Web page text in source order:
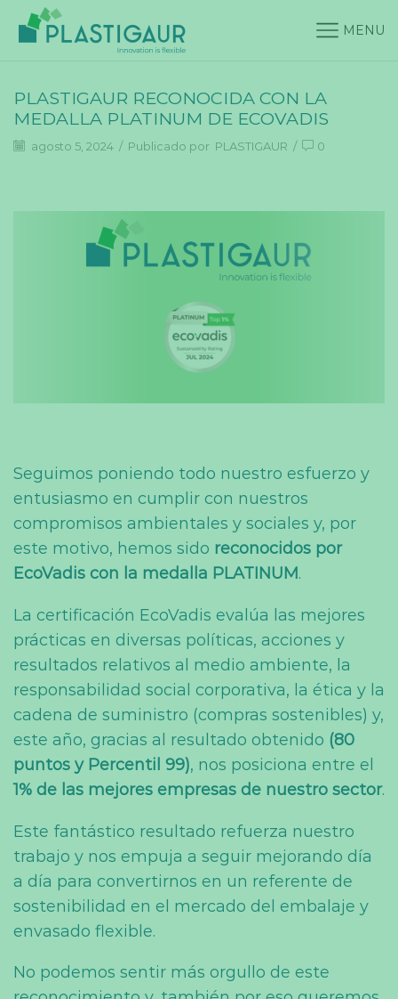
MENU
PLASTIGAUR RECONOCIDA CON LA
MEDALLA PLATINUM DE ECOVADIS
agosto 5, 2024 / Publicado por PLASTIGAUR / 0
Seguimos poniendo todo nuestro esfuerzo y
entusiasmo en cumplir con nuestros
compromisos ambientales y sociales y, por
este motivo, hemos sido reconocidos por
EcoVadis con la medalla PLATINUM.
La certificación EcoVadis evalúa las mejores
prácticas en diversas políticas, acciones y
resultados relativos al medio ambiente, la
responsabilidad social corporativa, la ética y la
cadena de suministro (compras sostenibles) y,
este año, gracias al resultado obtenido (80
puntos y Percentil 99), nos posiciona entre el
1% de las mejores empresas de nuestro sector.
Este fantástico resultado refuerza nuestro
trabajo y nos empuja a seguir mejorando día
a día para convertirnos en un referente de
sostenibilidad en el mercado del embalaje y
envasado flexible.
No podemos sentir más orgullo de este